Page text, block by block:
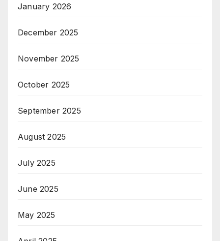
January 2026
December 2025
November 2025
October 2025
September 2025
August 2025
July 2025
June 2025
May 2025